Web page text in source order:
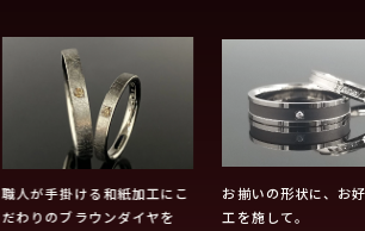
職人が手掛ける和紙加工にこ
だわりのブラウンダイヤを
お揃いの形状に、お
工を施して。